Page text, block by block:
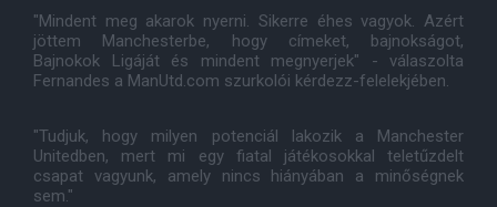
"Mindent meg akarok nyerni. Sikerre éhes vagyok. Azért
jöttem Manchesterbe, hogy címeket, bajnokságot,
Bajnokok Ligáját és mindent megnyerjek" - válaszolta
Fernandes a ManUtd.com szurkolói kérdezz-felelekjében.
"Tudjuk, hogy milyen potenciál lakozik a Manchester
Unitedben, mert mi egy fiatal játékosokkal teletűzdelt
csapat vagyunk, amely nincs hiányában a minőségnek
sem."